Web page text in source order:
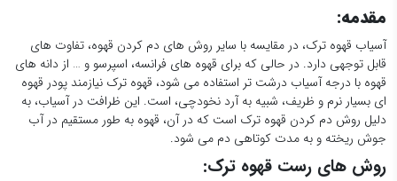
مقدمه:
آسیاب قهوه ترک، در مقایسه با سایر روش های دم کردن قهوه، تفاوت های
قابل توجهی دارد. در حالی که برای قهوه های فرانسه، اسپرسو و … از دانه های
قهوه با درجه آسیاب درشت تر استفاده می شود، قهوه ترک نیازمند پودر قهوه
ای بسیار نرم و ظریف، شبیه به آرد نخودچی، است. این ظرافت در آسیاب، به
دلیل روش دم کردن قهوه ترک است که در آن، قهوه به طور مستقیم در آب
جوش ریخته و به مدت کوتاهی دم می شود.
روش های رست قهوه ترک: